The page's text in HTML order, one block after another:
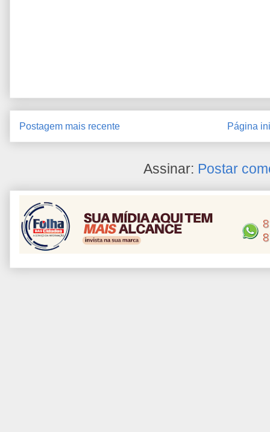
Postagem mais recente Página
Assinar: Postar